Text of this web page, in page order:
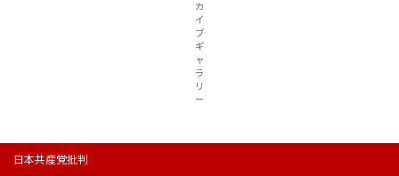
カ
イ
ブ
ギ
ャ
ラ
リ
ー
日本共産党批判